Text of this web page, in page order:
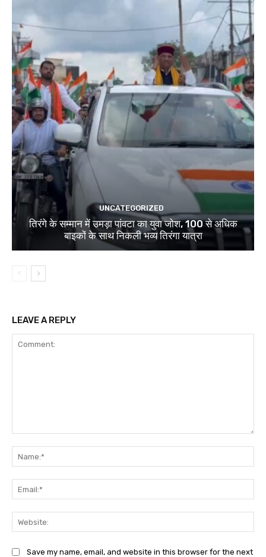
UNCATEGORIZED
तिरंगे के सम्मान में उमड़ा पांवटा का युवा जोश, 100 से अधिक
बाइकों के साथ निकली भव्य तिरंगा यात्रा
LEAVE A REPLY
Save my name, email, and website in this browser for the next